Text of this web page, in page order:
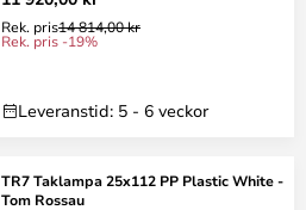
Rek. pris14 814,00 kr
Rek. pris -19%
Leveranstid: 5 - 6 veckor
TR7 Taklampa 25x112 PP Plastic White -
Tom Rossau